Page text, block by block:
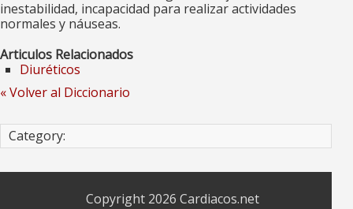
inestabilidad, incapacidad para realizar actividades
normales y náuseas.
Articulos Relacionados
Diuréticos
« Volver al Diccionario
Category:
Copyright 2026 Cardiacos.net